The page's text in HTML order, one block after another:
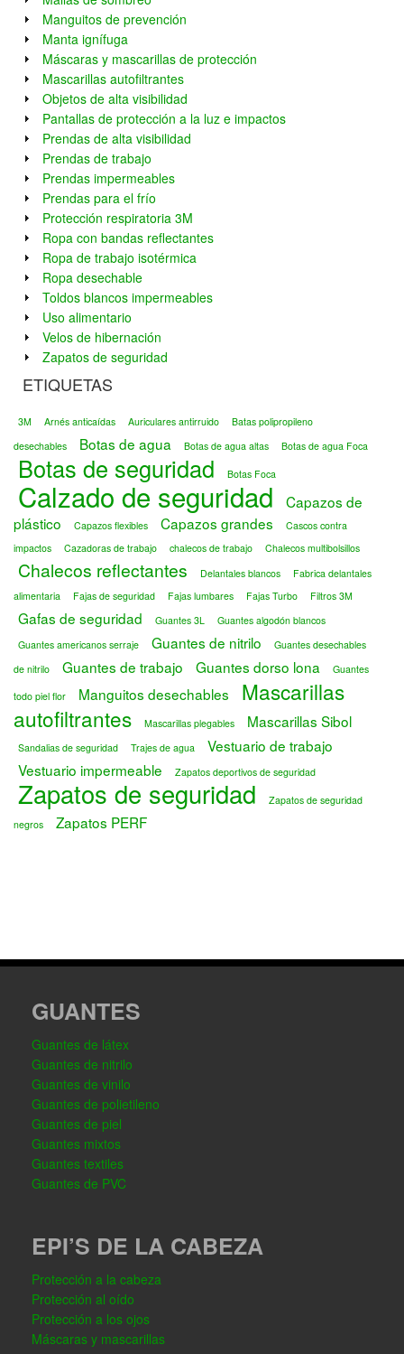
Manguitos de prevención
Manta ignífuga
Máscaras y mascarillas de protección
Mascarillas autofiltrantes
Objetos de alta visibilidad
Pantallas de protección a la luz e impactos
Prendas de alta visibilidad
Prendas de trabajo
Prendas impermeables
Prendas para el frío
Protección respiratoria 3M
Ropa con bandas reflectantes
Ropa de trabajo isotérmica
Ropa desechable
Toldos blancos impermeables
Uso alimentario
Velos de hibernación
Zapatos de seguridad
ETIQUETAS
3M Arnés anticaídas Auriculares antirruido
Batas polipropileno
desechables
Botas de agua Botas de agua altas Botas de agua Foca
Botas de seguridad Botas Foca
Calzado de seguridad
Capazos de
plástico
Capazos flexibles Capazos grandes
Cascos contra
impactos
Cazadoras de trabajo chalecos de trabajo Chalecos multibolsillos
Chalecos reflectantes Delantales blancos
Fabrica delantales
alimentaria
Fajas de seguridad Fajas lumbares Fajas Turbo Filtros 3M
Gafas de seguridad Guantes 3L
Guantes algodón blancos
Guantes americanos serraje
Guantes de nitrilo
Guantes desechables
de nitrilo
Guantes de trabajo Guantes dorso lona
Guantes
todo piel flor
Manguitos desechables
Mascarillas
autofiltrantes
Mascarillas plegables Mascarillas Sibol
Sandalias de seguridad Trajes de agua
Vestuario de trabajo
Vestuario impermeable
Zapatos deportivos de seguridad
Zapatos de seguridad
Zapatos de seguridad
negros
Zapatos PERF
GUANTES
Guantes de látex
Guantes de nitrilo
Guantes de vinilo
Guantes de polietileno
Guantes de piel
Guantes mixtos
Guantes textiles
Guantes de PVC
EPI’S DE LA CABEZA
Protección a la cabeza
Protección al oído
Protección a los ojos
Máscaras y mascarillas